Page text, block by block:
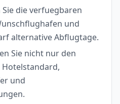
die verfuegbaren
und
alternative Abflugtage.
Sie nicht nur den
Hotelstandard,
und